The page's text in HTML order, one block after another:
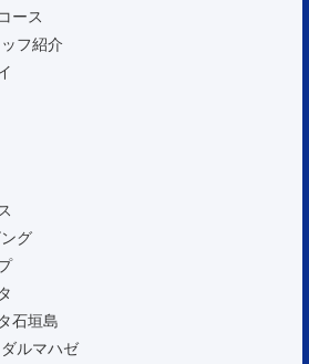
ース
フ紹介
グ
石垣島
ダルマハゼ